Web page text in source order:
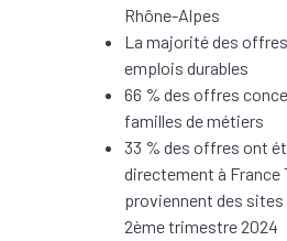
Rhône-Alpes
La majorité des
emplois durables
66 % des offres
familles de métiers
33 % des offres ont
directement à France
proviennent des
2ème trimestre 2024